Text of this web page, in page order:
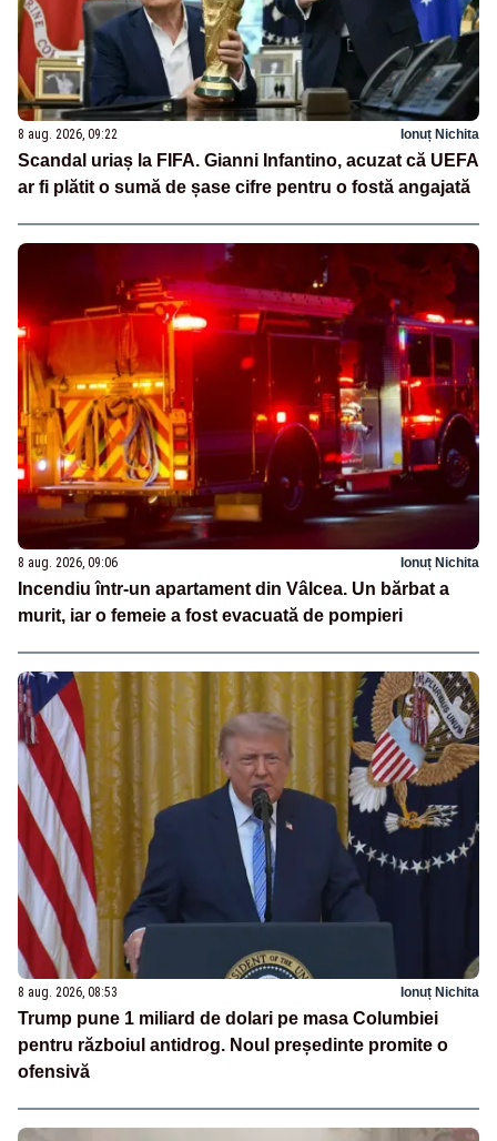
8 aug. 2026, 09:22 Ionuț Nichita
Scandal uriaș la FIFA. Gianni Infantino, acuzat că UEFA
ar fi plătit o sumă de șase cifre pentru o fostă angajată
8 aug. 2026, 09:06 Ionuț Nichita
Incendiu într-un apartament din Vâlcea. Un bărbat a
murit, iar o femeie a fost evacuată de pompieri
8 aug. 2026, 08:53 Ionuț Nichita
Trump pune 1 miliard de dolari pe masa Columbiei
pentru războiul antidrog. Noul președinte promite o
ofensivă